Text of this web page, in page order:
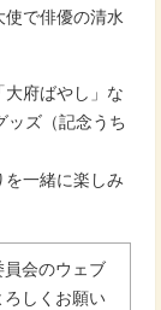
使で俳優の清水
府ばやし」な
ッズ（記念うち
一緒に楽しみ
会のウェブ
しくお願い